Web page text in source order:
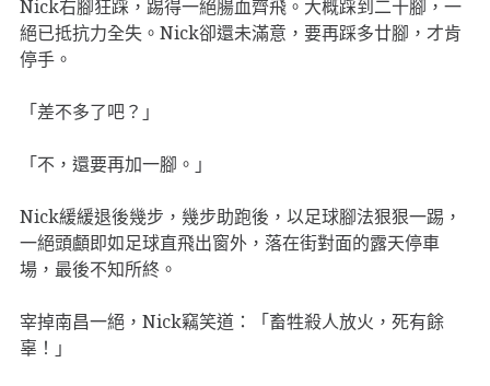
Nick右腳狂踩，踢得一絕腸血齊飛。大概踩到二十腳，一
絕已抵抗力全失。Nick卻還未滿意，要再踩多廿腳，才肯
停手。
「差不多了吧？」
「不，還要再加一腳。」
Nick緩緩退後幾步，幾步助跑後，以足球腳法狠狠一踢，
一絕頭顱即如足球直飛出窗外，落在街對面的露天停車
場，最後不知所終。
宰掉南昌一絕，Nick竊笑道：「畜牲殺人放火，死有餘
辜！」